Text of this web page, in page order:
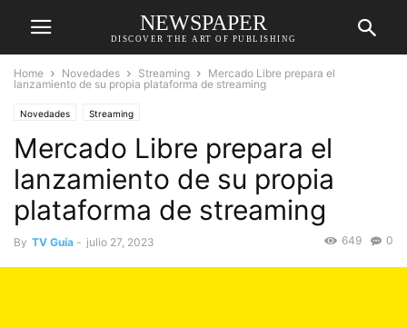
NEWSPAPER
DISCOVER THE ART OF PUBLISHING
Home Novedades Streaming
Mercado Libre prepara el
lanzamiento de su propia plataforma de streaming
Novedades Streaming
Mercado Libre prepara el
lanzamiento de su propia
plataforma de streaming
By TV Guía - julio 27, 2023 0
649